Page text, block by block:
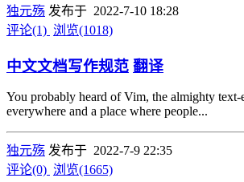
独元殇 发布于 2022-7-10 18:28
评论(1) 浏览(1018)
中文文档写作规范 翻译
You probably heard of Vim, the almighty text-
everywhere and a place where people...
独元殇 发布于 2022-7-9 22:35
评论(0) 浏览(1665)